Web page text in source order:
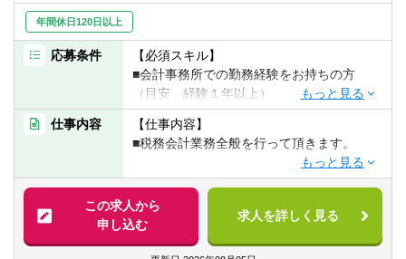
非公開求人とは？
サービス紹介
転職お役立ち情報
求人情報
年間休日120日以上
応募条件
【必須スキル】
■会計事務所での勤務経験をお持ちの方
（目安 経験１年以上）
【歓迎スキル】
■税理士科目合格者 3科目以上
【組織構成／その他】
■組織構成 代表 30代男性
税務スタッフ3名（20代～30代メンバがー
仕事内容
【仕事内容】
■税務会計業務全般を行って頂きます。
【具体的には】
■法人・個人に対する会計支援
■税務申告
■経理業務効率化支援等
この求人から
申し込む
求人を詳しく見る